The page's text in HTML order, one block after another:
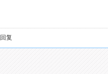
回复